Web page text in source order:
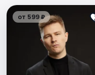
от 599 ₽